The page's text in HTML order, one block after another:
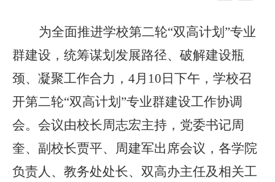
为全面推进学校第二轮“双高计划”专业
群建设，统筹谋划发展路径、破解建设瓶
颈、凝聚工作合力，4月10日下午，学校召
开第二轮“双高计划”专业群建设工作协调
会。会议由校长周志宏主持，党委书记周
奎、副校长贾平、周建军出席会议，各学院
负责人、教务处处长、双高办主任及相关工